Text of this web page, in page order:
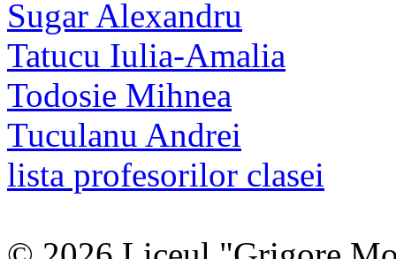
Sugar Alexandru
Tatucu Iulia-Amalia
Todosie Mihnea
Tuculanu Andrei
lista profesorilor clasei